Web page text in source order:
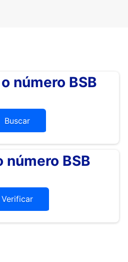
número BSB
Buscar
número BSB
Verificar